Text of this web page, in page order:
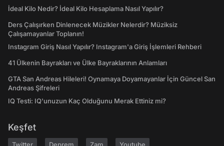
İdeal Kilo Nedir? İdeal Kilo Hesaplama Nasıl Yapılır?
Ders Çalışırken Dinlenecek Müzikler Nelerdir? Müziksiz
Çalışamayanlar Toplanın!
Instagram Giriş Nasıl Yapılır? Instagram'a Giriş İşlemleri Rehberi
41 Ülkenin Bayrakları ve Ülke Bayraklarının Anlamları
GTA San Andreas Hileleri! Oynamaya Doyamayanlar İçin Güncel San
Andreas Şifreleri
IQ Testi: IQ'unuzun Kaç Olduğunu Merak Ettiniz mi?
Keşfet